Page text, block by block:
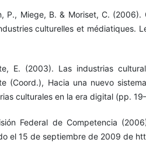
P., Miege, B. & Moriset, C.
culturelles et médiatiques.
E. (2003). Las industrias
(Coord.), Hacia una nuevo
culturales en la era digital (pp.
Federal de Competencia
el 15 de septiembre de 2009 de